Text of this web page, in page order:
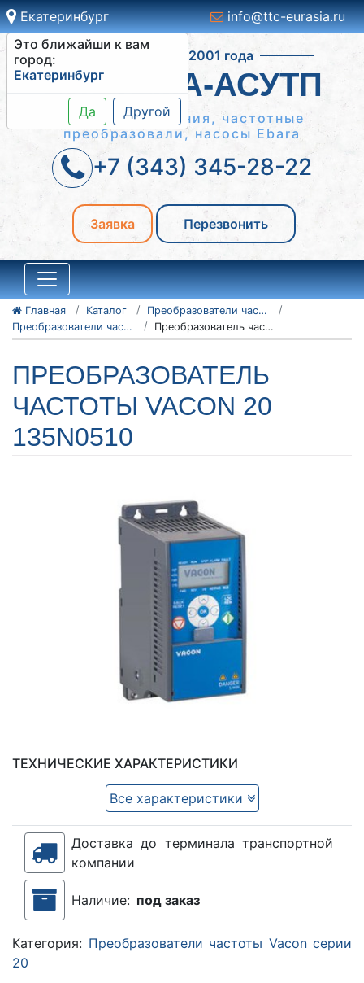
Екатеринбург
Это ближайши к вам
город:
Екатеринбург
Да Другой
info@ttc-eurasia.ru
Работаем с 2001 года
СИСТЕМА-АСУТП
Шкафы управления, частотные
преобразовали, насосы Ebara
+7 (343) 345-28-22
Заявка Перезвонить
Главная Каталог
Преобразователи частоты Vacon
Преобразователи частоты Vacon серии 20
Преобразователь частоты Vacon 20 135N0510
ПРЕОБРАЗОВАТЕЛЬ
ЧАСТОТЫ VACON 20
135N0510
ТЕХНИЧЕСКИЕ ХАРАКТЕРИСТИКИ
Все характеристики
Доставка до терминала транспортной
компании
Наличие: под заказ
Категория: Преобразователи частоты Vacon серии
20